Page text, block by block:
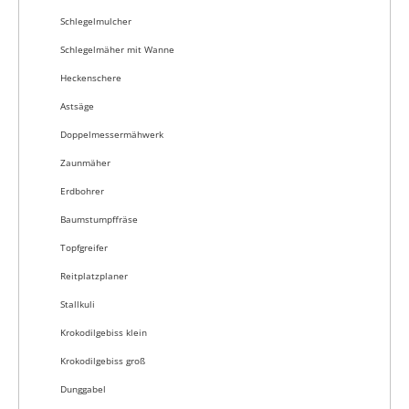
Schlegelmulcher
Schlegelmäher mit Wanne
Heckenschere
Astsäge
Doppelmessermähwerk
Zaunmäher
Erdbohrer
Baumstumpffräse
Topfgreifer
Reitplatzplaner
Stallkuli
Krokodilgebiss klein
Krokodilgebiss groß
Dunggabel